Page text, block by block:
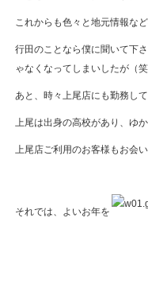
これからも色々と地元情報など
行田のことなら僕に聞いて下
ゃなくなってしまいしたが（笑
あと、時々上尾店にも勤務して
上尾は出身の高校があり、ゆ
上尾店ご利用のお客様もお会
それでは、よいお年を